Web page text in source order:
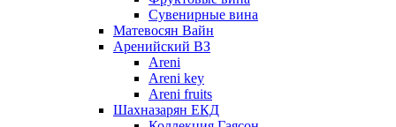
Cувенирные вина
Матевосян Вайн
Аренийский ВЗ
Areni
Areni key
Areni fruits
Шахназарян ЕКД